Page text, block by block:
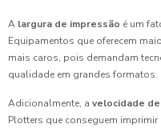
A largura de impressão é um
Equipamentos que oferecem
mais caros, pois demandam
qualidade em grandes formatos.
Adicionalmente, a velocidade
Plotters que conseguem